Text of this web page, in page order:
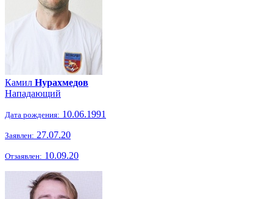
Камил Нурахмедов
Нападающий
Дата рождения: 10.06.1991
Заявлен: 27.07.20
Отзаявлен: 10.09.20